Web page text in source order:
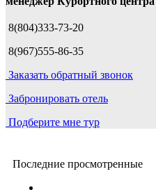
8(804)333-73-20
8(967)555-86-35
Заказать обратный звонок
Забронировать отель
Подберите мне тур
Последние просмотренные